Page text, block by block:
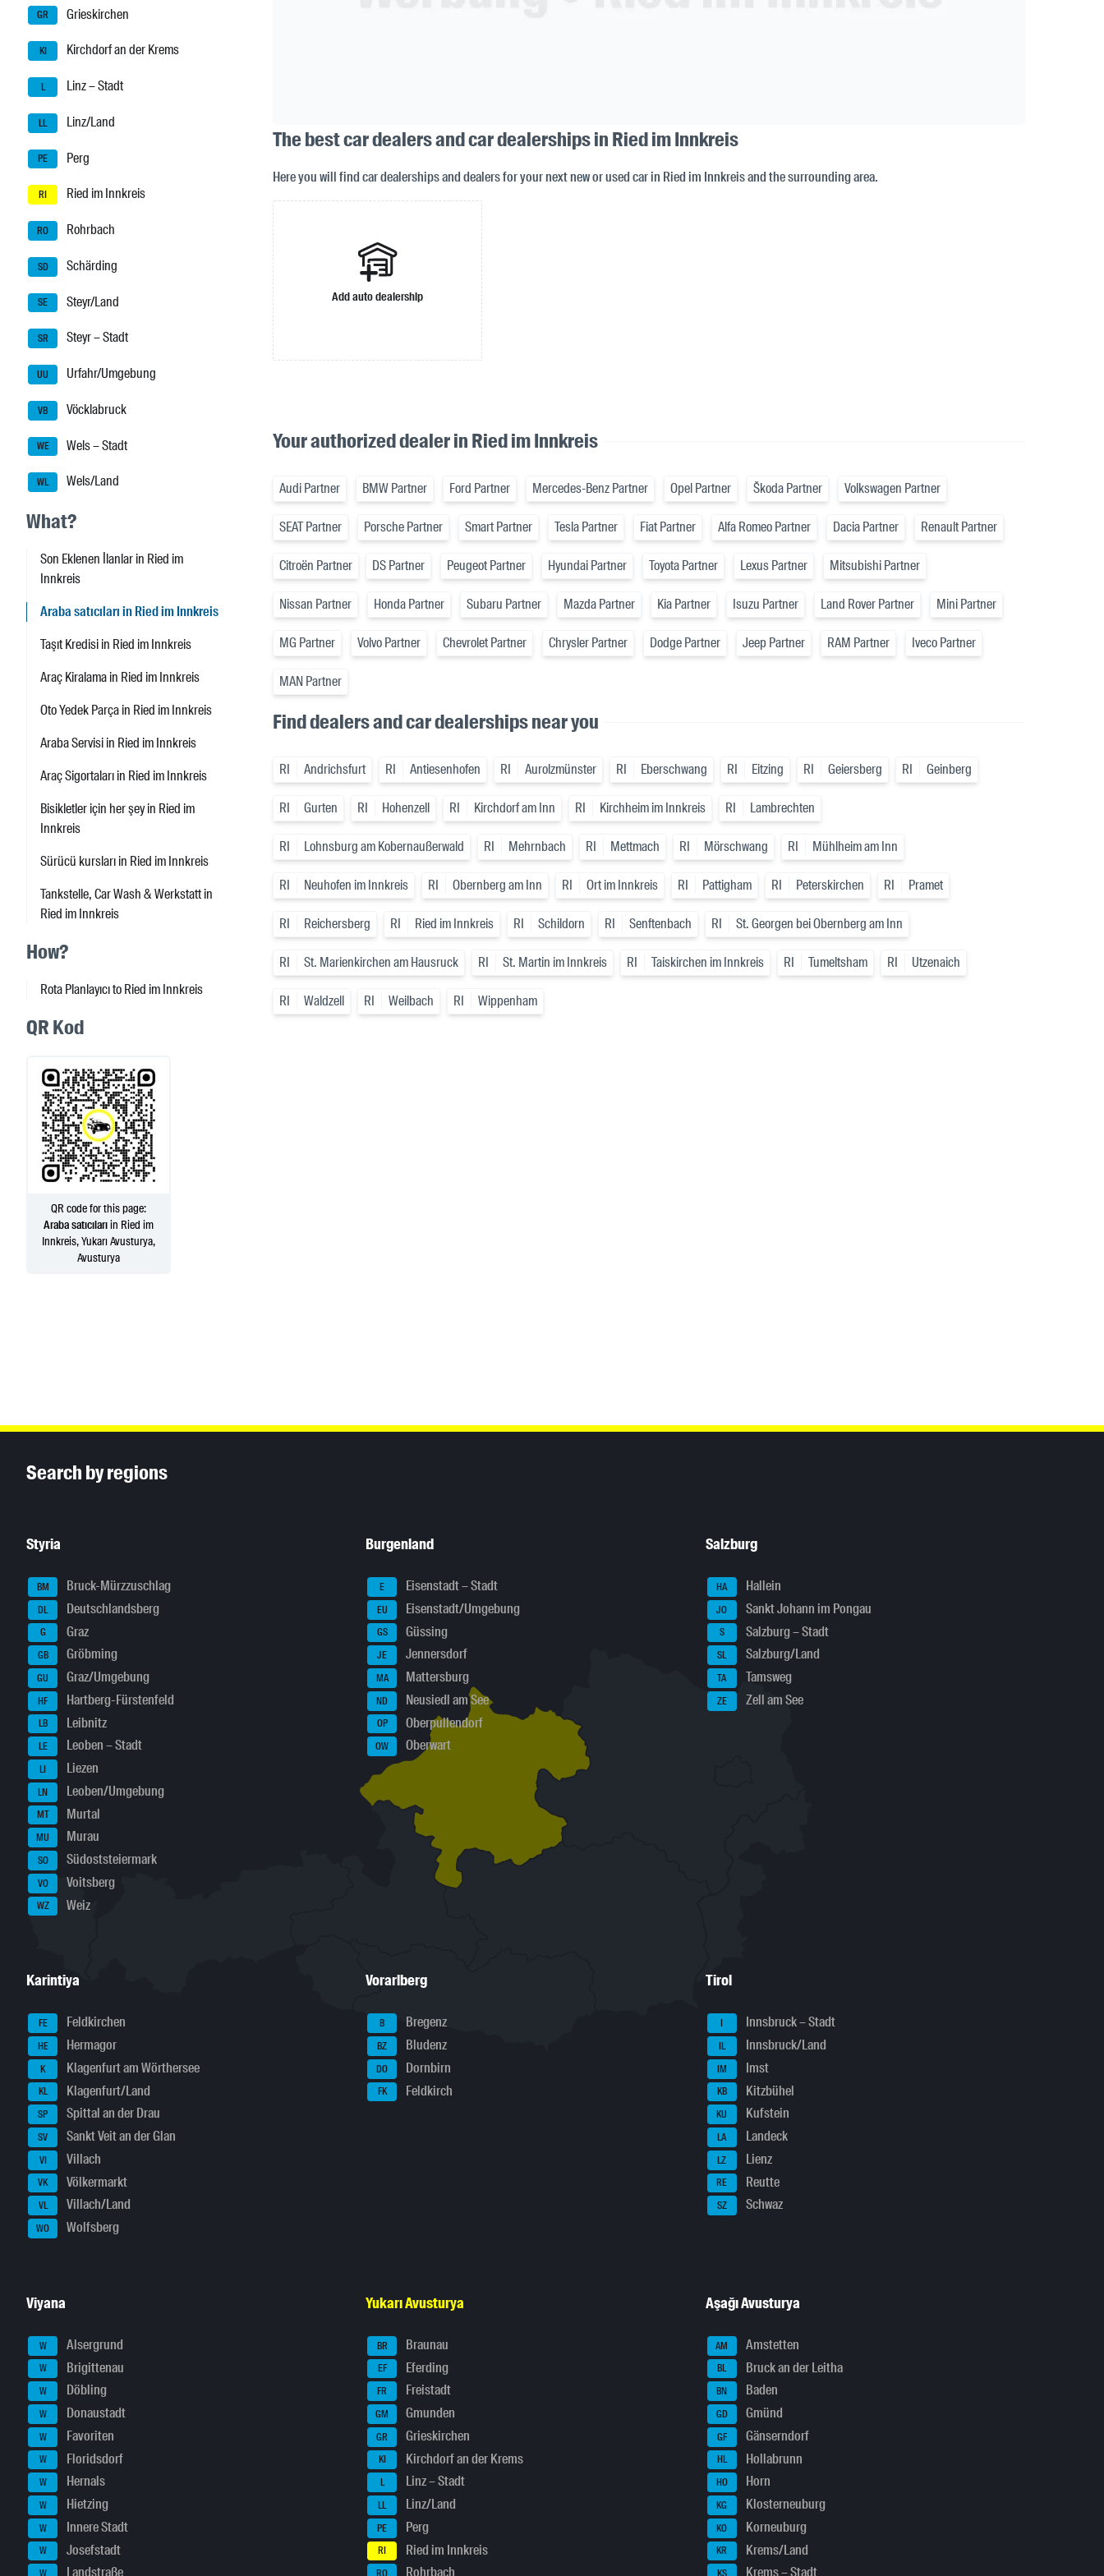
GR Grieskirchen
KI Kirchdorf an der Krems
L Linz – Stadt
LL Linz/Land
PE Perg
RI Ried im Innkreis
RO Rohrbach
SD Schärding
SE Steyr/Land
SR Steyr – Stadt
UU Urfahr/Umgebung
VB Vöcklabruck
WE Wels – Stadt
WL Wels/Land
What?
Son Eklenen İlanlar in Ried im
Innkreis
Araba satıcıları in Ried im Innkreis
Taşıt Kredisi in Ried im Innkreis
Araç Kiralama in Ried im Innkreis
Oto Yedek Parça in Ried im Innkreis
Araba Servisi in Ried im Innkreis
Araç Sigortaları in Ried im Innkreis
Bisikletler için her şey in Ried im
Innkreis
Sürücü kursları in Ried im Innkreis
Tankstelle, Car Wash & Werkstatt in
Ried im Innkreis
How?
Rota Planlayıcı to Ried im Innkreis
QR Kod
QR code for this page:
Araba satıcılarıin Ried im
Innkreis, Yukarı Avusturya,
Avusturya
The best car dealers and car dealerships in Ried im Innkreis
Here you will find car dealerships and dealers for your next new or used car in Ried im Innkreis and the surrounding area.
Add auto dealership
Your authorized dealer in Ried im Innkreis
Audi Partner BMW Partner Ford Partner Mercedes-Benz Partner Opel Partner Škoda Partner Volkswagen Partner
SEAT Partner Porsche Partner Smart Partner Tesla Partner Fiat Partner Alfa Romeo Partner Dacia Partner Renault Partner
Citroën Partner DS Partner Peugeot Partner Hyundai Partner Toyota Partner Lexus Partner Mitsubishi Partner
Nissan Partner Honda Partner Subaru Partner Mazda Partner Kia Partner Isuzu Partner Land Rover Partner Mini Partner
MG Partner Volvo Partner Chevrolet Partner Chrysler Partner Dodge Partner Jeep Partner RAM Partner Iveco Partner
MAN Partner
Find dealers and car dealerships near you
RI Andrichsfurt RI Antiesenhofen RI Aurolzmünster RI Eberschwang RI Eitzing RI Geiersberg RI Geinberg
RI Gurten RI Hohenzell RI Kirchdorf am Inn RI Kirchheim im Innkreis RI Lambrechten
RI Lohnsburg am Kobernaußerwald RI Mehrnbach RI Mettmach RI Mörschwang RI Mühlheim am Inn
RI Neuhofen im Innkreis RI Obernberg am Inn RI Ort im Innkreis RI Pattigham RI Peterskirchen RI Pramet
RI Reichersberg RI Ried im Innkreis RI Schildorn RI Senftenbach RI St. Georgen bei Obernberg am Inn
RI St. Marienkirchen am Hausruck RI St. Martin im Innkreis RI Taiskirchen im Innkreis RI Tumeltsham RI Utzenaich
RI Waldzell RI Weilbach RI Wippenham
Search by regions
Styria
BM Bruck-Mürzzuschlag
DL Deutschlandsberg
G Graz
GB Gröbming
GU Graz/Umgebung
HF Hartberg-Fürstenfeld
LB Leibnitz
LE Leoben – Stadt
LI Liezen
LN Leoben/Umgebung
MT Murtal
MU Murau
SO Südoststeiermark
VO Voitsberg
WZ Weiz
Burgenland
E Eisenstadt – Stadt
EU Eisenstadt/Umgebung
GS Güssing
JE Jennersdorf
MA Mattersburg
ND Neusiedl am See
OP Oberpullendorf
OW Oberwart
Salzburg
HA Hallein
JO Sankt Johann im Pongau
S Salzburg – Stadt
SL Salzburg/Land
TA Tamsweg
ZE Zell am See
Karintiya
FE Feldkirchen
HE Hermagor
K Klagenfurt am Wörthersee
KL Klagenfurt/Land
SP Spittal an der Drau
SV Sankt Veit an der Glan
VI Villach
VK Völkermarkt
VL Villach/Land
WO Wolfsberg
Vorarlberg
B Bregenz
BZ Bludenz
DO Dornbirn
FK Feldkirch
Tirol
I Innsbruck – Stadt
IL Innsbruck/Land
IM Imst
KB Kitzbühel
KU Kufstein
LA Landeck
LZ Lienz
RE Reutte
SZ Schwaz
Viyana
W Alsergrund
W Brigittenau
W Döbling
W Donaustadt
W Favoriten
W Floridsdorf
W Hernals
W Hietzing
W Innere Stadt
W Josefstadt
Yukarı Avusturya
BR Braunau
EF Eferding
FR Freistadt
GM Gmunden
GR Grieskirchen
KI Kirchdorf an der Krems
L Linz – Stadt
LL Linz/Land
PE Perg
RI Ried im Innkreis
Aşağı Avusturya
AM Amstetten
BL Bruck an der Leitha
BN Baden
GD Gmünd
GF Gänserndorf
HL Hollabrunn
HO Horn
KG Klosterneuburg
KO Korneuburg
KR Krems/Land